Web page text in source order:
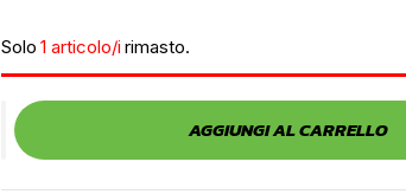
Solo 1 articolo/i rimasto.
AGGIUNGI AL CARRELLO